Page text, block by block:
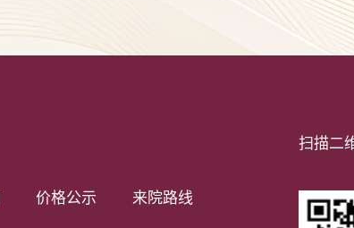
价格公示 来院路线
扫描二